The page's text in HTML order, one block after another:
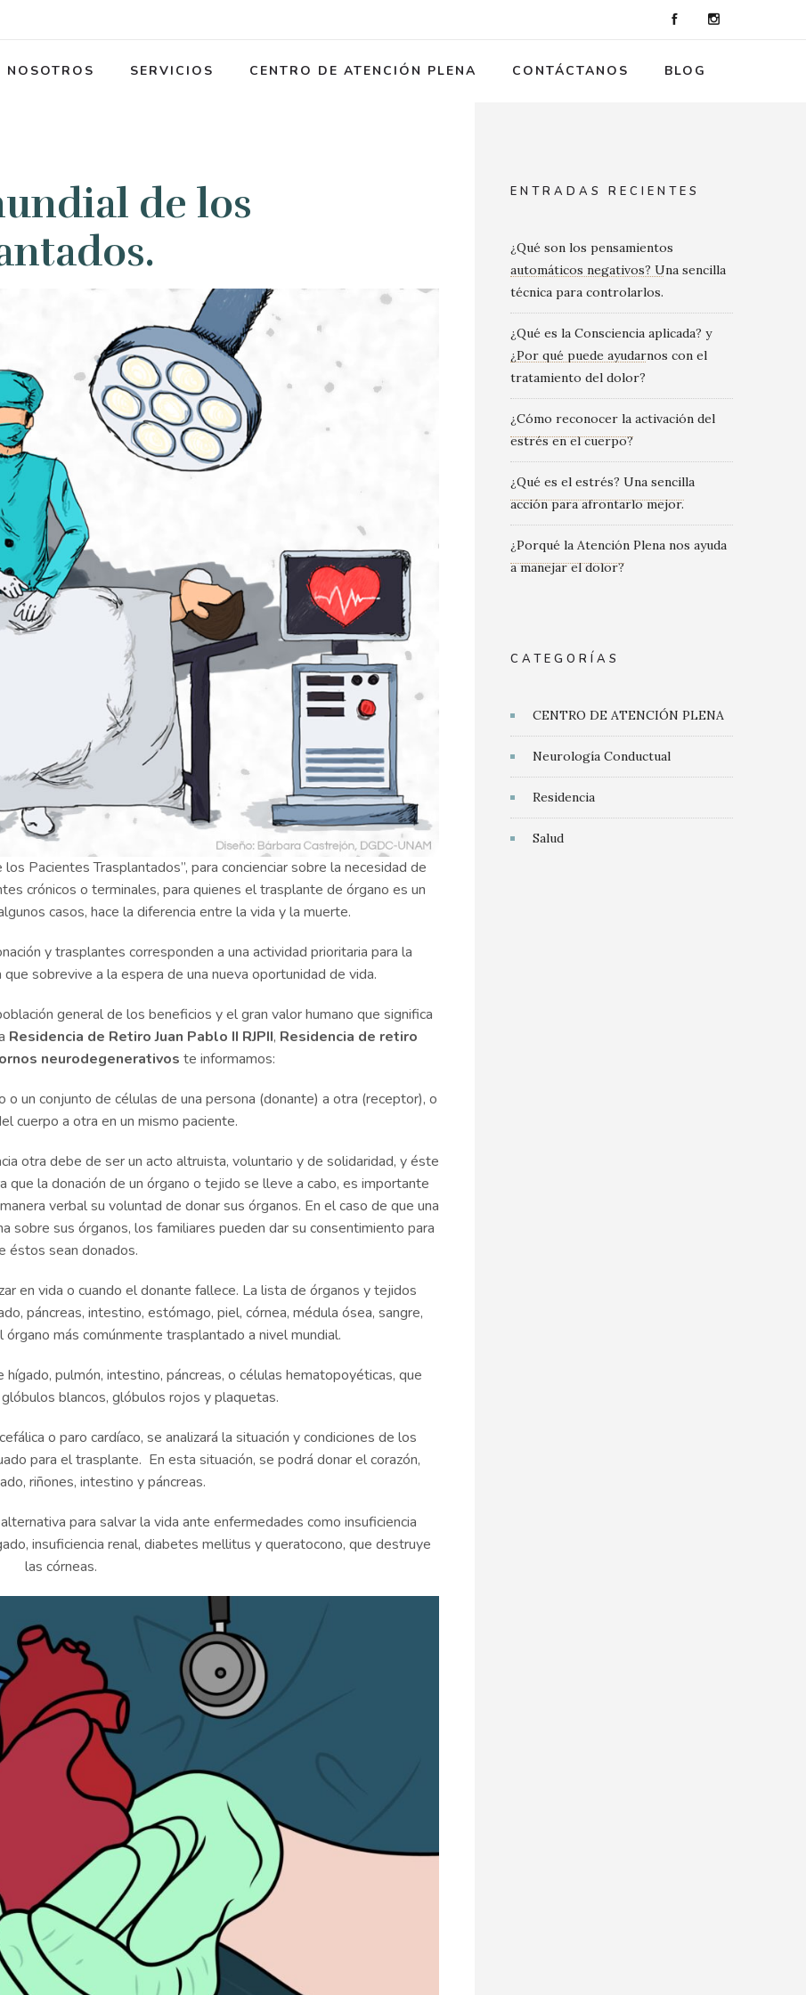
NOSOTROS SERVICIOS CENTRO DE ATENCIÓN PLENA CONTÁCTANOS BLOG
de los
Pacientes Trasplantados”, para concienciar sobre la necesidad de
crónicos o terminales, para quienes el trasplante de órgano es un
casos, hace la diferencia entre la vida y la muerte.
y trasplantes corresponden a una actividad prioritaria para la
sobrevive a la espera de una nueva oportunidad de vida.
general de los beneficios y el gran valor humano que significa
Residencia de Retiro Juan Pablo II RJPII, Residencia de retiro
neurodegenerativos te informamos:
un conjunto de células de una persona (donante) a otra (receptor), o
cuerpo a otra en un mismo paciente.
otra debe de ser un acto altruista, voluntario y de solidaridad, y éste
que la donación de un órgano o tejido se lleve a cabo, es importante
verbal su voluntad de donar sus órganos. En el caso de que una
sobre sus órganos, los familiares pueden dar su consentimiento para
éstos sean donados.
en vida o cuando el donante fallece. La lista de órganos y tejidos
páncreas, intestino, estómago, piel, córnea, médula ósea, sangre,
más comúnmente trasplantado a nivel mundial.
pulmón, intestino, páncreas, o células hematopoyéticas, que
blancos, glóbulos rojos y plaquetas.
o paro cardíaco, se analizará la situación y condiciones de los
para el trasplante. En esta situación, se podrá donar el corazón,
riñones, intestino y páncreas.
para salvar la vida ante enfermedades como insuficiencia
insuficiencia renal, diabetes mellitus y queratocono, que destruye
las córneas.
ENTRADAS RECIENTES
¿Qué son los pensamientos
automáticos negativos? Una sencilla
técnica para controlarlos.
¿Qué es la Consciencia aplicada? y
¿Por qué puede ayudarnos con el
tratamiento del dolor?
¿Cómo reconocer la activación del
estrés en el cuerpo?
¿Qué es el estrés? Una sencilla
acción para afrontarlo mejor.
¿Porqué la Atención Plena nos ayuda
a manejar el dolor?
CATEGORÍAS
CENTRO DE ATENCIÓN PLENA
Neurología Conductual
Residencia
Salud